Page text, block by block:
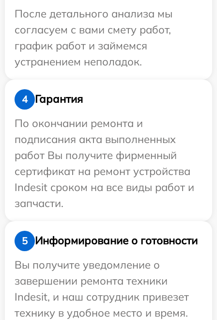
После детального анализа мы
согласуем с вами смету работ,
график работ и займемся
устранением неполадок.
4
Гарантия
По окончании ремонта и
подписания акта выполненных
работ Вы получите фирменный
сертификат на ремонт устройства
Indesit сроком на все виды работ и
запчасти.
5
Информирование о готовности
Вы получите уведомление о
завершении ремонта техники
Indesit, и наш сотрудник привезет
технику в удобное место и время.